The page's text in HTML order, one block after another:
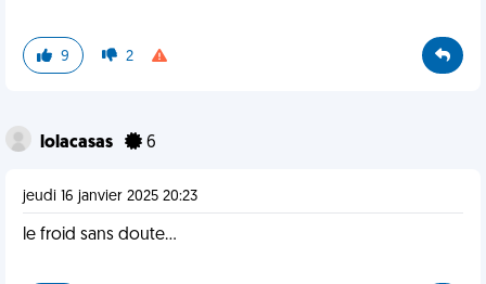
9 2
lolacasas 6
jeudi 16 janvier 2025 20:23
le froid sans doute…